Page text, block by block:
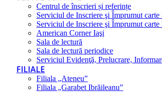
Centrul de înscrieri și referințe
Serviciul de Inscriere şi Împrumut
Serviciul de Inscriere şi Împrumut
American Corner Iaşi
Sala de lectură
Sala de lectură periodice
Serviciul Evidenţă, Prelucrare,
FILIALE
Filiala „Ateneu”
Filiala „Garabet Ibrăileanu”